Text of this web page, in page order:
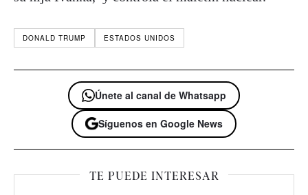
DONALD TRUMP ESTADOS UNIDOS
Únete al canal de Whatsapp
Síguenos en Google News
TE PUEDE INTERESAR